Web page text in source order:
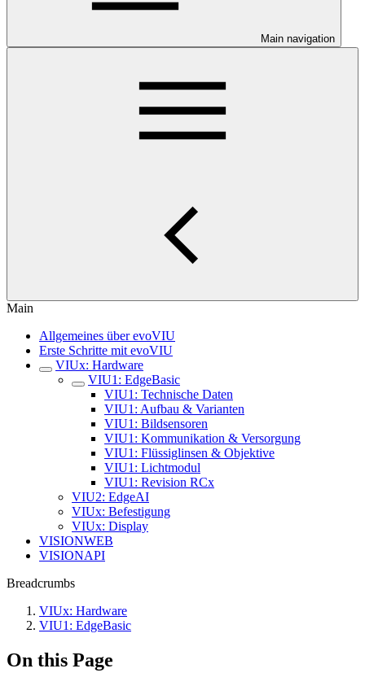
Main navigation
Main
Allgemeines über evoVIU
Erste Schritte mit evoVIU
VIUx: Hardware
VIU1: EdgeBasic
VIU1: Technische Daten
VIU1: Aufbau & Varianten
VIU1: Bildsensoren
VIU1: Kommunikation & Versorgung
VIU1: Flüssiglinsen & Objektive
VIU1: Lichtmodul
VIU1: Revision RCx
VIU2: EdgeAI
VIUx: Befestigung
VIUx: Display
VISIONWEB
VISIONAPI
Breadcrumbs
VIUx: Hardware
VIU1: EdgeBasic
On this Page